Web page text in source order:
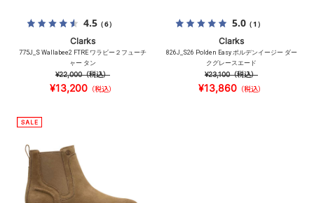
4.5（6）
Clarks
775J_S Wallabee2 FTRE ワラビー２フューチ
ャー タン
¥22,000（税込）
¥13,200 （税込）
5.0（1）
Clarks
826J_S26 Polden Easy ポルデンイージー ダー
クグレースエード
¥23,100（税込）
¥13,860（税込）